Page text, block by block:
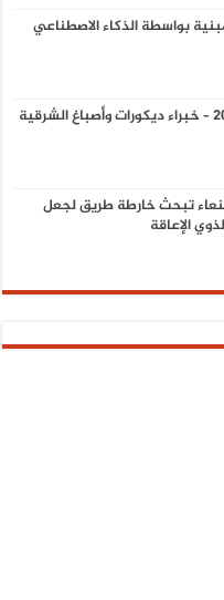
بواسطة الذكاء الاصطناعي
تبحث خارطة طريق لجعل
الإعاقة